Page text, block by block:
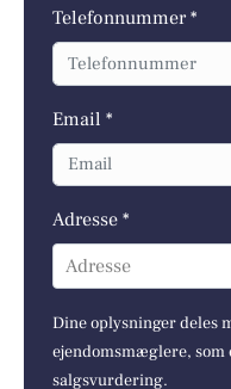
Telefonnummer *
Email *
Adresse *
Adresse
Dine oplysninger deles
ejendomsmæglere, som
salgsvurdering.